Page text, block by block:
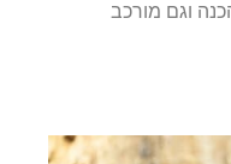
וגם מורכב